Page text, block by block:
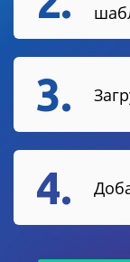
3.
4.